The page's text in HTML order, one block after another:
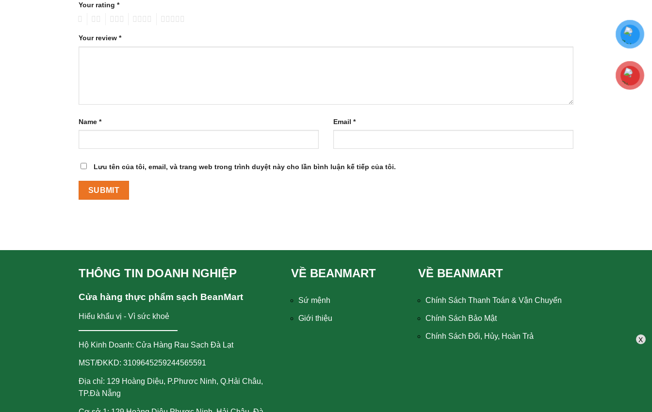
Your rating *
Your review *
Name * Email *
Lưu tên của tôi, email, và trang web trong trình duyệt này cho lần bình luận kế tiếp của tôi.
X
THÔNG TIN DOANH NGHIỆP
Cửa hàng thực phẩm sạch BeanMart
Hiểu khẩu vị - Vì sức khoẻ
Hộ Kinh Doanh: Cửa Hàng Rau Sạch Đà Lạt
MST/ĐKKD: 3109645259244565591
Địa chỉ: 129 Hoàng Diệu, P.Phươc Ninh, Q.Hải Châu,
TP.Đà Nẵng
VỀ BEANMART
Sứ mệnh
Giới thiệu
VỀ BEANMART
Chính Sách Thanh Toán & Vận Chuyển
Chính Sách Bảo Mật
Chính Sách Đổi, Hủy, Hoàn Trả